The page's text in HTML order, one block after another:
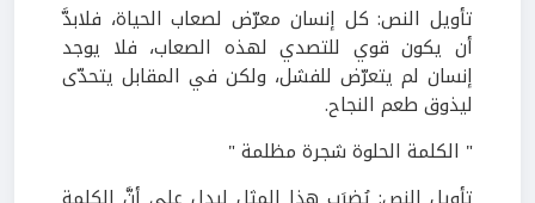
تأويل النص: كل إنسان معرّض لصعاب الحياة، فلابدَّ
أن يكون قوي للتصدي لهذه الصعاب، فلا يوجد
إنسان لم يتعرّض للفشل، ولكن في المقابل يتحدّى
ليذوق طعم النجاح.
" الكلمة الحلوة شجرة مظلمة "